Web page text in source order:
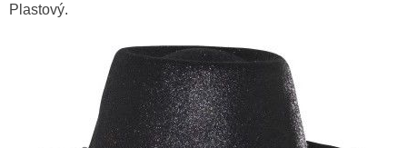
Plastový.